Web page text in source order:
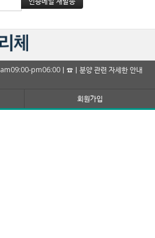
am09:00-pm06:00ㅣ☎ㅣ분양 관련 자세한 안내
회원가입